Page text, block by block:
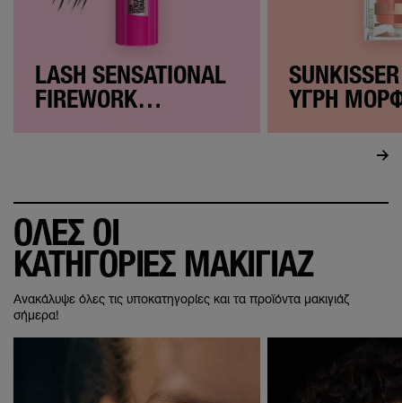
LASH SENSATIONAL
FIREWORK ΥΓΡΗ
ΟΛΕΣ ΟΙ
ΚΑΤΗΓΟΡΙΕΣ ΜΑΚΙΓΙΑΖ
Ανακάλυψε όλες τις υποκατηγορίες και τα προϊόντα μακιγιάζ
σήμερα!